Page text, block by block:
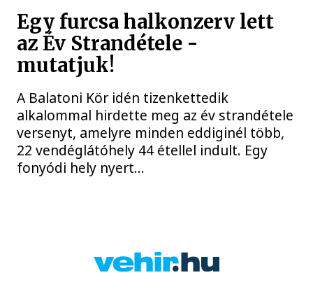
Egy furcsa halkonzerv lett
az Év Strandétele -
mutatjuk!
A Balatoni Kör idén tizenkettedik
alkalommal hirdette meg az év strandétele
versenyt, amelyre minden eddiginél több,
22 vendéglátóhely 44 étellel indult. Egy
fonyódi hely nyert...